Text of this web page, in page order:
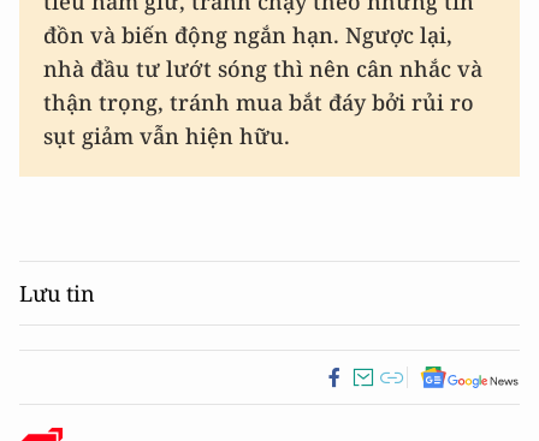
đồn và biến động ngắn hạn. Ngược lại,
nhà đầu tư lướt sóng thì nên cân nhắc và
thận trọng, tránh mua bắt đáy bởi rủi ro
sụt giảm vẫn hiện hữu.
Lưu tin